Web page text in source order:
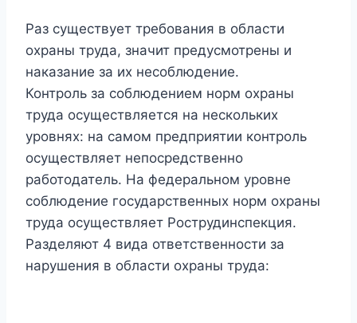
Раз существует требования в области
охраны труда, значит предусмотрены и
наказание за их несоблюдение.
Контроль за соблюдением норм охраны
труда осуществляется на нескольких
уровнях: на самом предприятии контроль
осуществляет непосредственно
работодатель. На федеральном уровне
соблюдение государственных норм охраны
труда осуществляет Рострудинспекция.
Разделяют 4 вида ответственности за
нарушения в области охраны труда: